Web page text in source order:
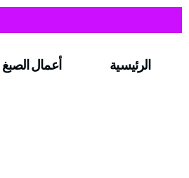
الرئيسية أعمال الصبغ